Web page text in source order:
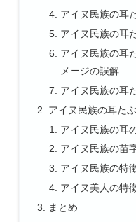
アイヌ民族の耳
アイヌ民族の耳
アイヌ民族の耳
メージの誤解
アイヌ民族の耳
アイヌ民族の耳た
アイヌ民族の耳
アイヌ民族の苗
アイヌ民族の特
アイヌ美人の特
まとめ